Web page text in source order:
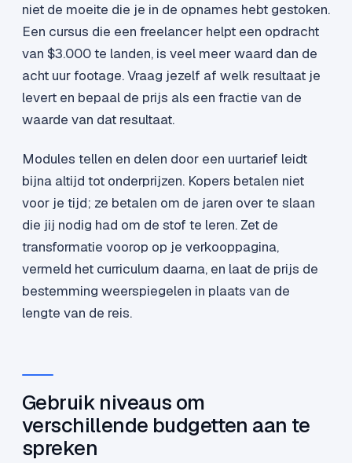
niet de moeite die je in de opnames hebt gestoken.
Een cursus die een freelancer helpt een opdracht
van $3.000 te landen, is veel meer waard dan de
acht uur footage. Vraag jezelf af welk resultaat je
levert en bepaal de prijs als een fractie van de
waarde van dat resultaat.
Modules tellen en delen door een uurtarief leidt
bijna altijd tot onderprijzen. Kopers betalen niet
voor je tijd; ze betalen om de jaren over te slaan
die jij nodig had om de stof te leren. Zet de
transformatie voorop op je verkooppagina,
vermeld het curriculum daarna, en laat de prijs de
bestemming weerspiegelen in plaats van de
lengte van de reis.
Gebruik niveaus om
verschillende budgetten aan te
spreken